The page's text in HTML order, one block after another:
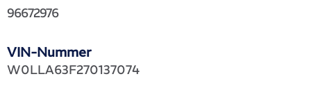
VIN-Nummer
96672976
W0LLA63F270137074